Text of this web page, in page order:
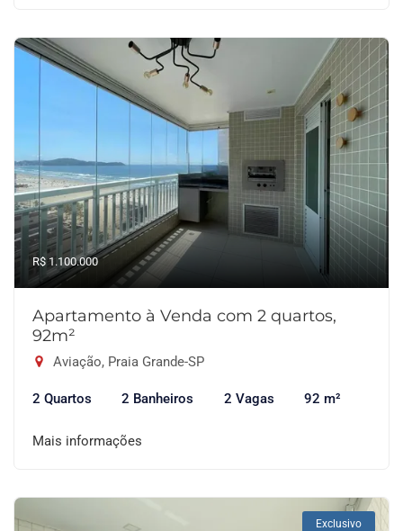
R$ 1.100.000
Apartamento à Venda com 2 quartos,
92m²
Aviação, Praia Grande-SP
2 Quartos 2 Banheiros 2 Vagas 92 m²
Mais informações
Exclusivo